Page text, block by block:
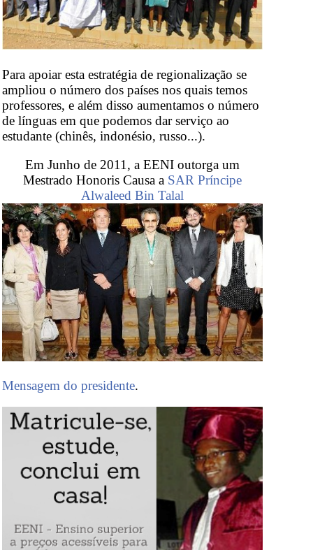
Para apoiar esta estratégia de regionalização se
ampliou o número dos países nos quais temos
professores, e além disso aumentamos o número
de línguas em que podemos dar serviço ao
estudante (chinês, indonésio, russo...).
Em Junho de 2011, a EENI outorga um
Mestrado Honoris Causa a SAR Príncipe
Alwaleed Bin Talal
Mensagem do presidente.